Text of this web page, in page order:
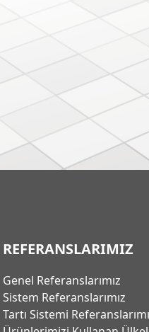
REFERANSLARIMIZ
Genel Referanslarımız
Sistem Referanslarımız
Tartı Sistemi